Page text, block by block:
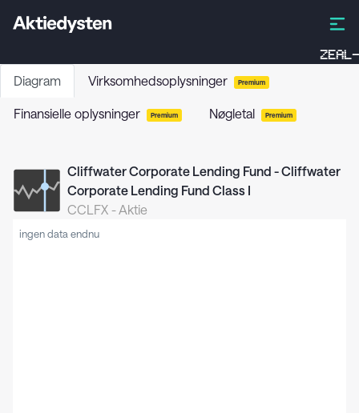
ZEAL-
Diagram Virksomhedsoplysninger Premium
Finansielle oplysninger Premium Nøgletal Premium
Cliffwater Corporate Lending Fund - Cliffwater
Corporate Lending Fund Class I
CCLFX -Aktie
ingen data endnu